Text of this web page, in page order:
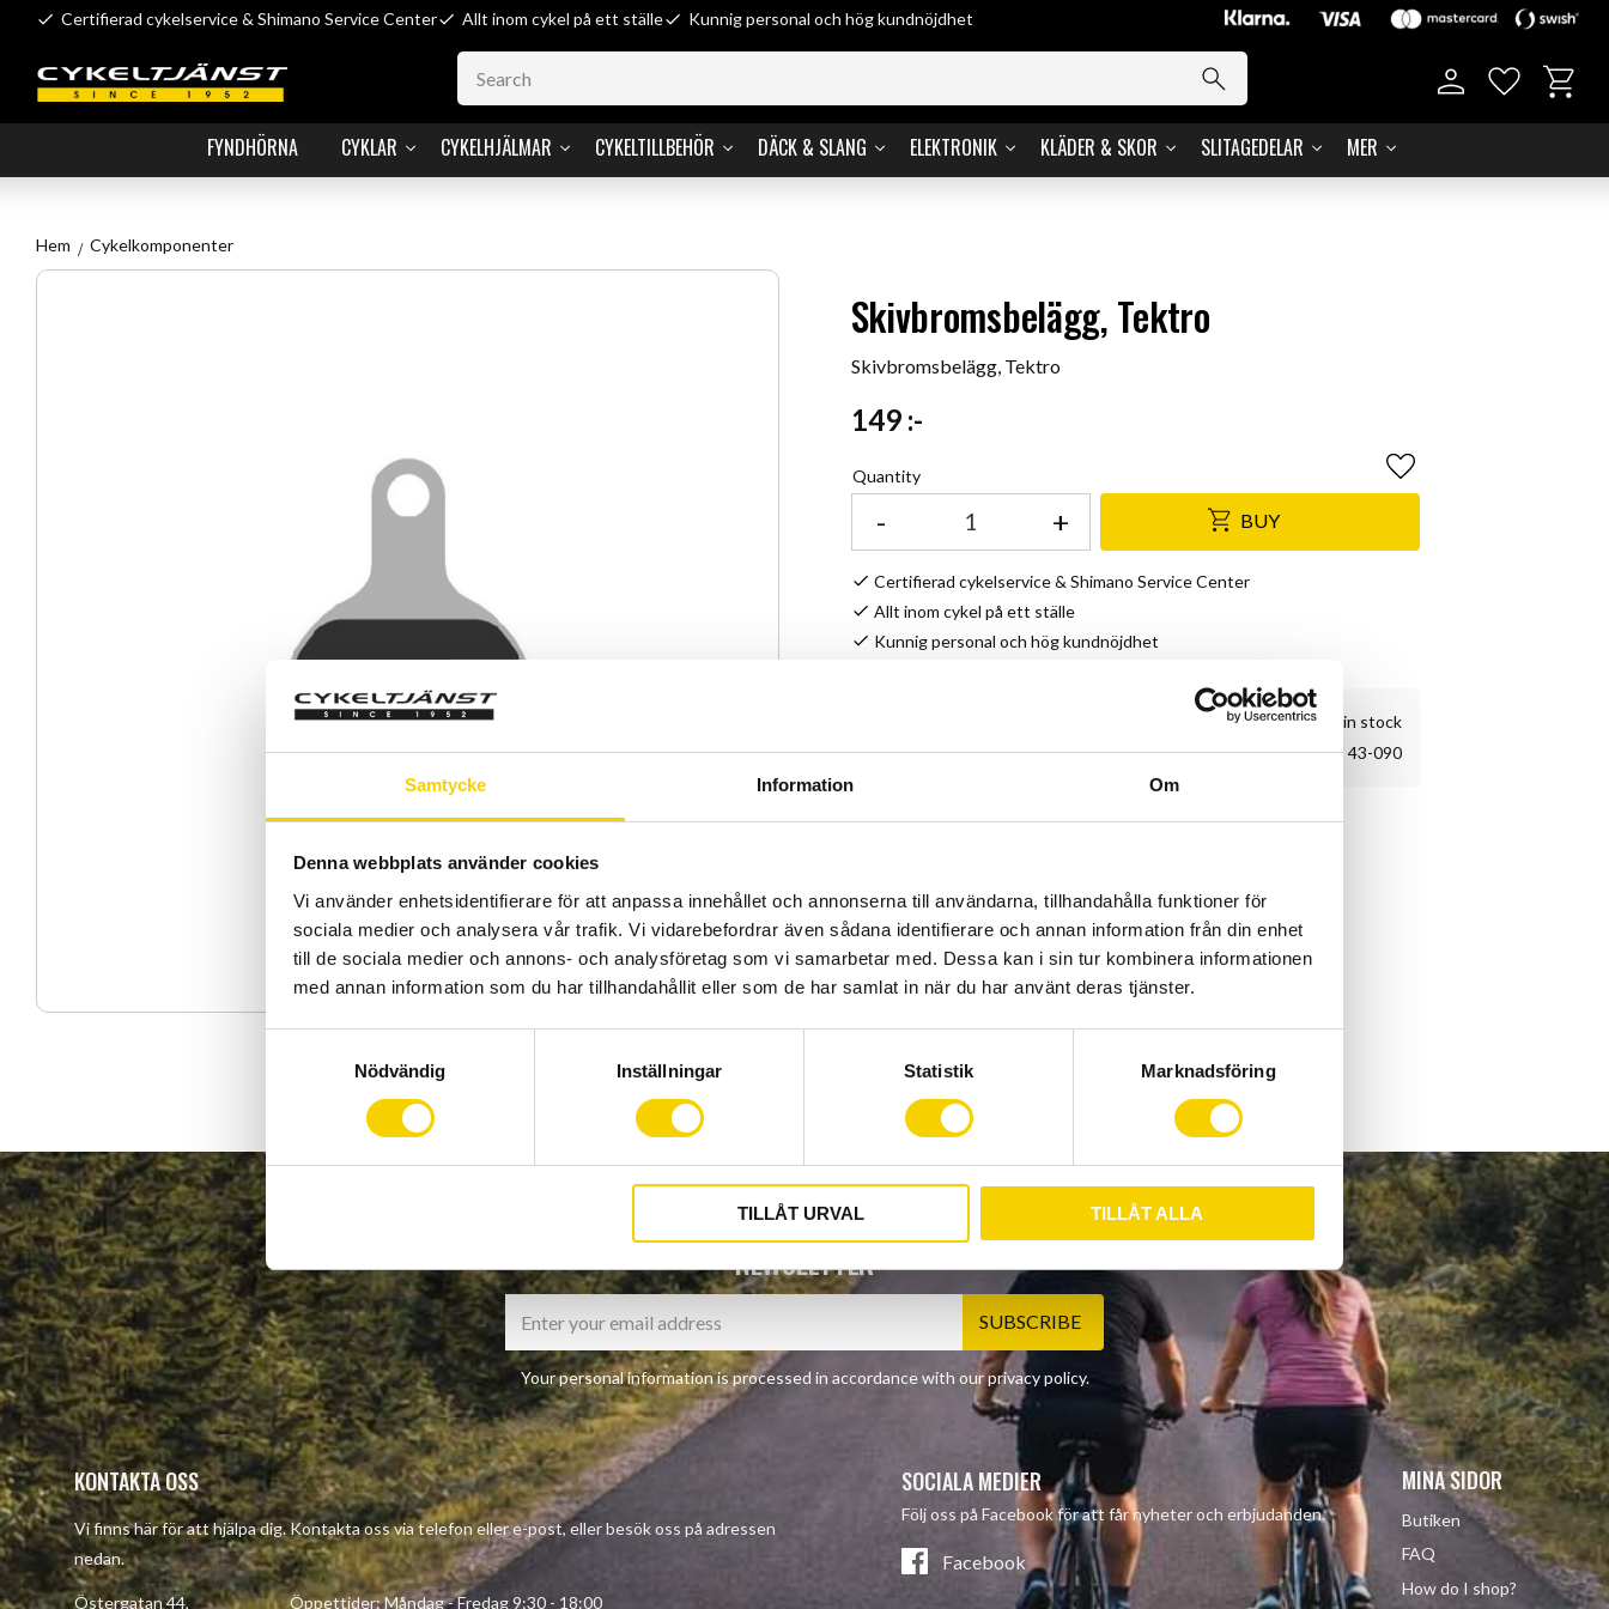
Samtycke Information Om
Denna webbplats använder cookies
Vi använder enhetsidentifierare för att anpassa innehållet och annonserna till användarna, tillhandahålla funktioner för
sociala medier och analysera vår trafik. Vi vidarebefordrar även sådana identifierare och annan information från din enhet
till de sociala medier och annons- och analysföretag som vi samarbetar med. Dessa kan i sin tur kombinera informationen
med annan information som du har tillhandahållit eller som de har samlat in när du har använt deras tjänster.
y
c
k
e
s
v
a
l
Nödvändig Inställningar Statistik Marknadsföring
TILLÅT URVAL TILLÅT ALLA
Certifierad cykelservice & Shimano Service Center Allt inom cykel på ett ställe Kunnig personal och hög kundnöjdhet
FYNDHÖRNA CYKLAR CYKELHJÄLMAR CYKELTILLBEHÖR DÄCK & SLANG ELEKTRONIK KLÄDER & SKOR SLITAGEDELAR MER
Favorites
Hem Cykelkomponenter
Skivbromsbelägg, Tektro
Skivbromsbelägg, Tektro
149:-
Quantity
+
- BUY
Add to favorites
Certifierad cykelservice & Shimano Service Center
Allt inom cykel på ett ställe
Kunnig personal och hög kundnöjdhet
3 pc. in stock
Article SKU
43-090
NEWSLETTER
SUBSCRIBE
Your personal information is processed in accordance with ourprivacy policy.
KONTAKTA OSS
Vi finns här för att hjälpa dig. Kontakta oss via telefon eller e-post, eller besök oss på adressen
nedan.
Östergatan 44, Öppettider: Måndag - Fredag 9:30 - 18:00
SOCIALA MEDIER
Följ oss på Facebook för att får nyheter och erbjudanden.
Facebook
MINA SIDOR
Butiken
FAQ
How do I shop?